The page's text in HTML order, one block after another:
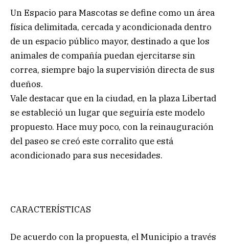
Un Espacio para Mascotas se define como un área
física delimitada, cercada y acondicionada dentro
de un espacio público mayor, destinado a que los
animales de compañía puedan ejercitarse sin
correa, siempre bajo la supervisión directa de sus
dueños.
Vale destacar que en la ciudad, en la plaza Libertad
se estableció un lugar que seguiría este modelo
propuesto. Hace muy poco, con la reinauguración
del paseo se creó este corralito que está
acondicionado para sus necesidades.
CARACTERÍSTICAS
De acuerdo con la propuesta, el Municipio a través